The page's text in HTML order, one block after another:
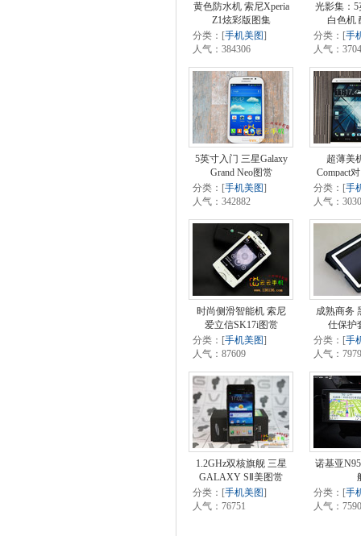
黄色防水机 索尼Xperia
Z1炫彩版图集
分类：[手机美图]
人气：384306
光影集：5
白色机
分类：[手
人气：
5英寸入门 三星Galaxy
Grand Neo图赏
分类：[手机美图]
人气：342882
超薄美
Compact
分类：[手
人气：
时尚侧滑智能机 索尼
爱立信SK17i图赏
分类：[手机美图]
人气：87609
成熟商务
仕保护
分类：[手
人气：
1.2GHz双核旗舰 三星
GALAXY SⅡ美图赏
分类：[手机美图]
人气：76751
诺基亚
分类：[手
人气：